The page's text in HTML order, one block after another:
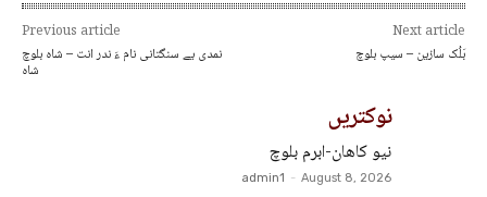
Previous article
نمدی یے سنگتانی نام ءَ ندر انت – شاه بلوچ
شاه
Next article
بَلُک سازین – سیپ بلوچ
نوکتریں
نیو کاھان-ابرم بلوچ
admin1 - August 8, 2026